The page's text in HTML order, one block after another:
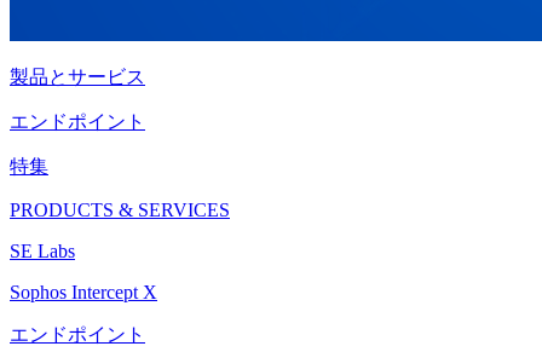
製品とサービス
エンドポイント
特集
PRODUCTS & SERVICES
SE Labs
Sophos Intercept X
エンドポイント